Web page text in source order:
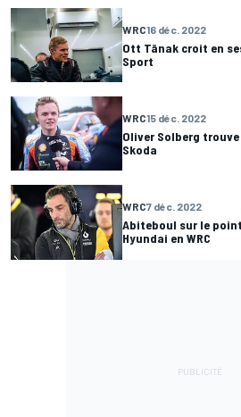
WRC16 déc. 2022
Ott Tänak croit en
Sport
WRC15 déc. 2022
Oliver Solberg trouve
Skoda
WRC7 déc. 2022
Abiteboul sur le
Hyundai en WRC